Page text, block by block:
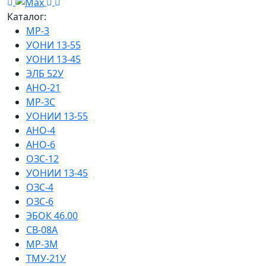
Каталог:
МР-3
УОНИ 13-55
УОНИ 13-45
ЭЛБ 52У
АНО-21
МР-3С
УОНИИ 13-55
АНО-4
АНО-6
ОЗС-12
УОНИИ 13-45
ОЗС-4
ОЗС-6
ЭБОК 46.00
СВ-08А
МР-3М
ТМУ-21У